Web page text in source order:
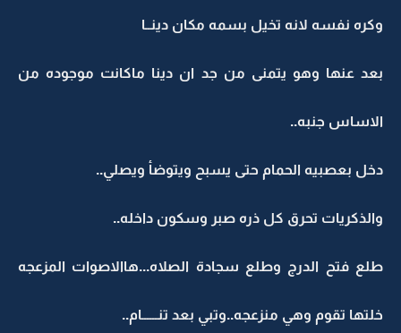
وكره نفسه لانه تخيل بسمه مكان دينــا
بعد عنها وهو يتمنى من جد ان دينا ماكانت موجوده من
الاساس جنبه..
دخل بعصبيه الحمام حتى يسبح ويتوضأ ويصلي..
والذكريات تحرق كل ذره صبر وسكون داخله..
طلع فتح الدرج وطلع سجادة الصلاه...هاالاصوات المزعجه
خلتها تقوم وهي منزعجه..وتبي بعد تنــــــام..